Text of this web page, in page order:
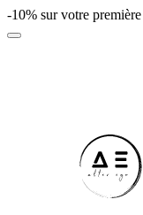
-10% sur votre